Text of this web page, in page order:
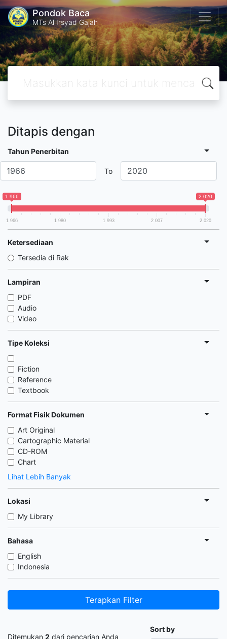
Pondok Baca
MTs Al Irsyad Gajah
Ditapis dengan
Tahun Penerbitan
To
1 966 2 020
1 966 1 980 1 993 2 007 2 020
Ketersediaan
Tersedia di Rak
Lampiran
PDF
Audio
Video
Tipe Koleksi
Fiction
Reference
Textbook
Format Fisik Dokumen
Art Original
Cartographic Material
CD-ROM
Chart
Lihat Lebih Banyak
Lokasi
My Library
Bahasa
English
Indonesia
Terapkan Filter
Ditemukan 2 dari pencarian Anda
Sort by